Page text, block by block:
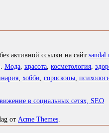
активной ссылки на сайт
Мода, красота, косметология,
, хобби, гороскопы,
в социальных сетях, SEO
от Acme Themes.